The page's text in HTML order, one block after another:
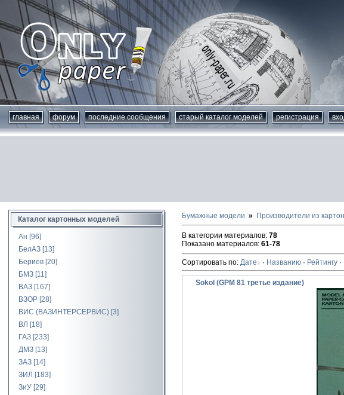
главная форум последние сообщения старый каталог моделей регистрация
Каталог картонных моделей
Ан [96]
БелАЗ [13]
Бериев [20]
БМЗ [11]
ВАЗ [167]
ВЗОР [28]
ВИС (ВАЗИНТЕРСЕРВИС) [3]
ВЛ [18]
ГАЗ [233]
ДМЗ [13]
ЗАЗ [14]
ЗИЛ [183]
ЗиУ [29]
Бумажные модели Производители из
В категории материалов: 78
Показано материалов: 61-78
Сортировать по: Дате · Названию · Рейтингу ·
Sokol (GPM 81 третье издание)